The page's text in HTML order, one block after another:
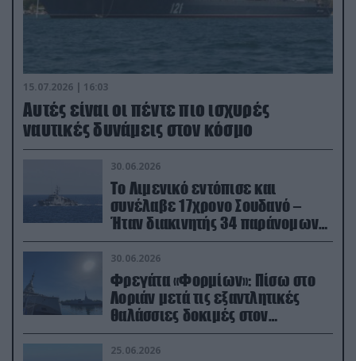
15.07.2026 | 16:03
Aυτές είναι οι πέντε πιο ισχυρές
ναυτικές δυνάμεις στον κόσμο
30.06.2026
Το Λιμενικό εντόπισε και
συνέλαβε 17χρονο Σουδανό –
Ήταν διακινητής 34 παράνομων
μεταναστών
30.06.2026
Φρεγάτα «Φορμίων»: Πίσω στο
Λοριάν μετά τις εξαντλητικές
θαλάσσιες δοκιμές στον
απαιτητικό Βισκαϊκό
25.06.2026